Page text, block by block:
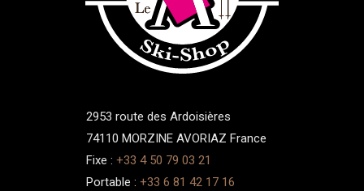
2953 route des Ardoisières
74110 MORZINE AVORIAZ France
Fixe : +33 4 50 79 03 21
Portable : +33 6 81 42 17 16